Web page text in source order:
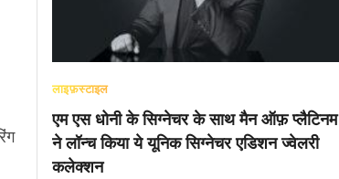
लाइफ़स्टाइल
एम एस धोनी के सिग्नेचर के साथ मैन ऑफ़ प्लैटिनम
ने लॉन्च किया ये यूनिक सिग्नेचर एडिशन ज्वेलरी
कलेक्शन